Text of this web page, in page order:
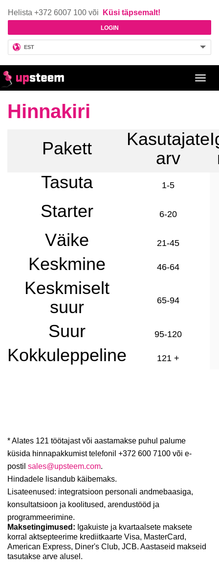
Helista +372 6007 100 või Küsi täpsemalt!
LOGIN
EST
Hinnakiri
Pakett
Kasutajate
arv
Tasuta
1-5
Starter 6-20
Väike 21-45
Keskmine 46-64
Keskmiselt
suur
65-94
Suur 95-120
Kokkuleppeline 121 +
* Alates 121 töötajast või aastamakse puhul palume
küsida hinnapakkumist telefonil +372 600 7100 või e-
postil sales@upsteem.com.
Hindadele lisandub käibemaks.
Lisateenused: integratsioon personali andmebaasiga,
konsultatsioon ja koolitused, arendustööd ja
programmeerimine.
Maksetingimused: Igakuiste ja kvartaalsete maksete
korral aktsepteerime krediitkaarte Visa, MasterCard,
American Express, Diner's Club, JCB. Aastaseid makseid
tasutakse arve alusel.